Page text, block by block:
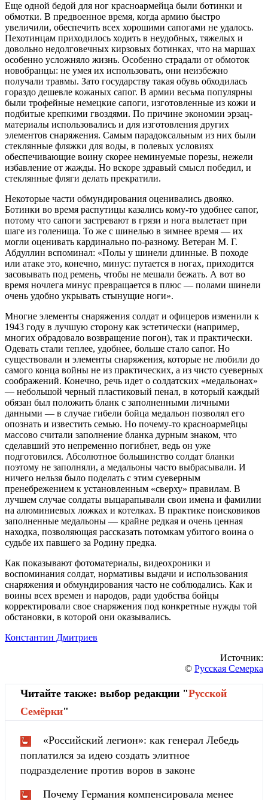
Еще одной бедой для ног красноармейца были ботинки и
обмотки. В предвоенное время, когда армию быстро
увеличили, обеспечить всех хорошими сапогами не удалось.
Пехотинцам приходилось ходить в неудобных, тяжелых и
довольно недолговечных кирзовых ботинках, что на маршах
особенно усложняло жизнь. Особенно страдали от обмоток
новобранцы: не умея их использовать, они неизбежно
получали травмы. Зато государству такая обувь обходилась
гораздо дешевле кожаных сапог. В армии весьма популярны
были трофейные немецкие сапоги, изготовленные из кожи и
подбитые крепкими гвоздями. По причине экономии эрзац-
материалы использовались и для изготовления других
элементов снаряжения. Самым парадоксальным из них были
стеклянные фляжки для воды, в полевых условиях
обеспечивающие воину скорее неминуемые порезы, нежели
избавление от жажды. Но вскоре здравый смысл победил, и
стеклянные фляги делать прекратили.
Некоторые части обмундирования оценивались двояко.
Ботинки во время распутицы казались кому-то удобнее сапог,
потому что сапоги застревают в грязи и нога вылетает при
шаге из голенища. То же с шинелью в зимнее время — их
могли оценивать кардинально по-разному. Ветеран М. Г.
Абдуллин вспоминал: «Полы у шинели длинные. В походе
или атаке это, конечно, минус: путается в ногах, приходится
засовывать под ремень, чтобы не мешали бежать. А вот во
время ночлега минус превращается в плюс — полами шинели
очень удобно укрывать стынущие ноги».
Многие элементы снаряжения солдат и офицеров изменили к
1943 году в лучшую сторону как эстетически (например,
многих обрадовало возвращение погон), так и практически.
Одевать стали теплее, удобнее, больше стало сапог. Но
существовали и элементы снаряжения, которые не любили до
самого конца войны не из практических, а из чисто суеверных
соображений. Конечно, речь идет о солдатских «медальонах»
— небольшой черный пластиковый пенал, в который каждый
обязан был положить бланк с заполненными личными
данными — в случае гибели бойца медальон позволял его
опознать и известить семью. Но почему-то красноармейцы
массово считали заполнение бланка дурным знаком, что
сделавший это непременно погибнет, ведь он уже
подготовился. Абсолютное большинство солдат бланки
поэтому не заполняли, а медальоны часто выбрасывали. И
ничего нельзя было поделать с этим суеверным
пренебрежением к установленным «сверху» правилам. В
лучшем случае солдаты выцарапывали свои имена и фамилии
на алюминиевых ложках и котелках. В практике поисковиков
заполненные медальоны — крайне редкая и очень ценная
находка, позволяющая рассказать потомкам убитого воина о
судьбе их павшего за Родину предка.
Как показывают фотоматериалы, видеохроники и
воспоминания солдат, нормативы выдачи и использования
снаряжения и обмундирования часто не соблюдались. Как и
воины всех времен и народов, ради удобства бойцы
корректировали свое снаряжения под конкретные нужды той
обстановки, в которой они оказывались.
Константин Дмитриев
Источник:
© Русская Семерка
Читайте также: выбор редакции "Русской
Cемёрки"
«Российский легион»: как генерал Лебедь
поплатился за идею создать элитное
подразделение против воров в законе
Почему Германия компенсировала менее